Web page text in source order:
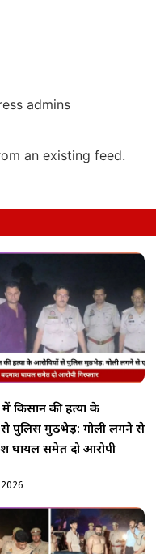
admins
an existing feed.
किसान की हत्या के
से पुलिस मुठभेड़: गोली लगने से
घायल समेत दो आरोपी